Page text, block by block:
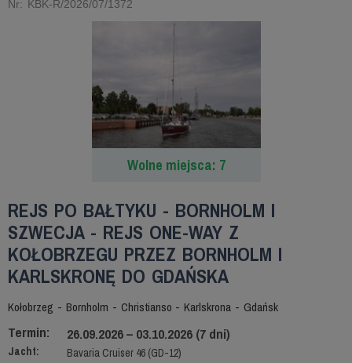
Nr: KBK-R/2026/07/1372
Wolne miejsca: 7
REJS PO BAŁTYKU - BORNHOLM I
SZWECJA - REJS ONE-WAY Z
KOŁOBRZEGU PRZEZ BORNHOLM I
KARLSKRONĘ DO GDAŃSKA
Kołobrzeg - Bornholm - Christianso - Karlskrona - Gdańsk
Termin: 26.09.2026 – 03.10.2026 (7 dni)
Jacht:
Bavaria Cruiser 46 (GD-12)